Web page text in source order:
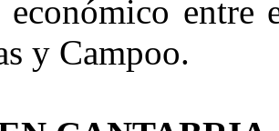
económico
y Campoo.